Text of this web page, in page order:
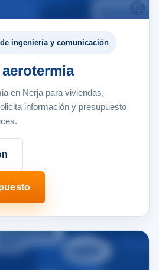
ingeniería y comunicación
en Nerja para viviendas,
información y presupuesto